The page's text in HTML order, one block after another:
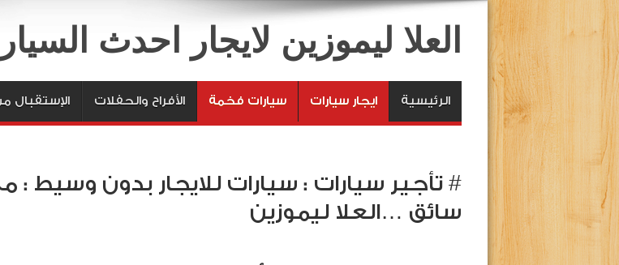
العلا ليموزين لايجار احدث
الرئيسية ايجار سيارات سيارات فخمة الأفراح والحفلات الإستقبال
# تأجير سيارات : سيارات للايجار بدون وسيط :
سائق …العلا ليموزين